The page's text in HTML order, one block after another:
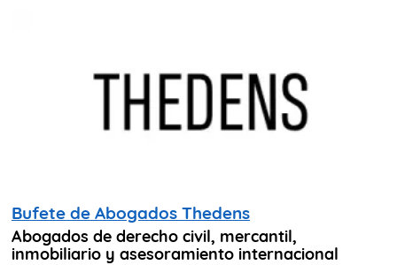
Bufete de Abogados Thedens
Abogados de derecho civil, mercantil,
inmobiliario y asesoramiento internacional